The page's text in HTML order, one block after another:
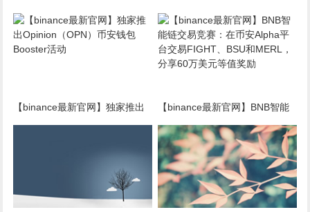
【binance最新官网】独家推出
【binance最新官网】BNB智能
链交易竞赛：在币安Alpha平台
交易FIGHT、BSU和MERL，分
享60万美元等值奖励